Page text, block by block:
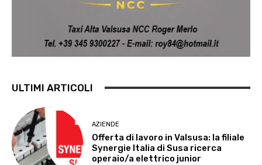
ULTIMI ARTICOLI
AZIENDE
Offerta di lavoro in Valsusa: la filiale
Synergie Italia di Susa ricerca
operaio/a elettrico junior